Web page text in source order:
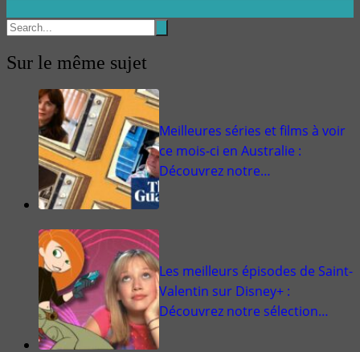
Sur le même sujet
Meilleures séries et films à voir
ce mois-ci en Australie :
Découvrez notre…
Les meilleurs épisodes de Saint-
Valentin sur Disney+ :
Découvrez notre sélection…